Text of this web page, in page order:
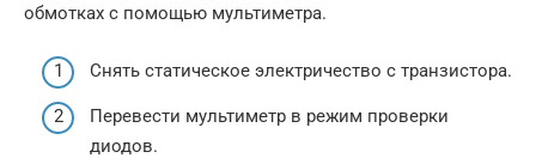
обмотках с помощью мультиметра.
Снять статическое электричество с транзистора.
Перевести мультиметр в режим проверки
диодов.